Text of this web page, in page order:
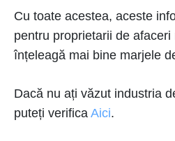
Cu toate acestea, aceste
pentru proprietarii de
înțeleagă mai bine marjele
Dacă nu ați văzut industria
puteți verifica Aici.